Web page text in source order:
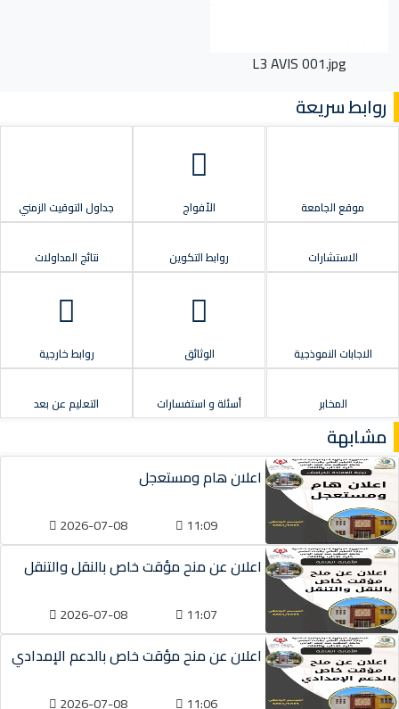
L3 AVIS 001.jpg
روابط سريعة
موقع الجامعة الأفواج جداول التوقيت الزمني
الاستشارات روابط التكوين نتائج المداولات
الاجابات النموذجية الوثائق روابط خارجية
المخابر أسئلة و استفسارات التعليم عن بعد
مشابهة
اعلان هام ومستعجل
11:09
2026-07-08
اعلان عن منح مؤقت خاص بالنقل والتنقل
11:07
2026-07-08
اعلان عن منح مؤقت خاص بالدعم الإمدادي
11:06
2026-07-08